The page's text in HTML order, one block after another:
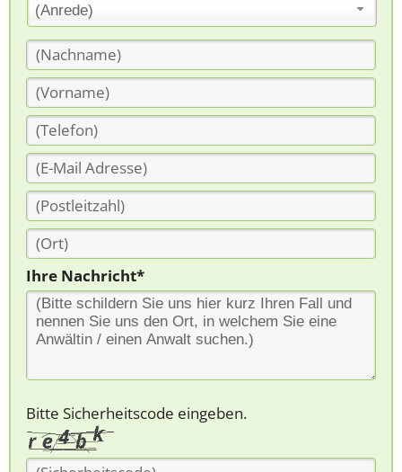
(Anrede)
Ihre Nachricht*
Bitte Sicherheitscode eingeben.